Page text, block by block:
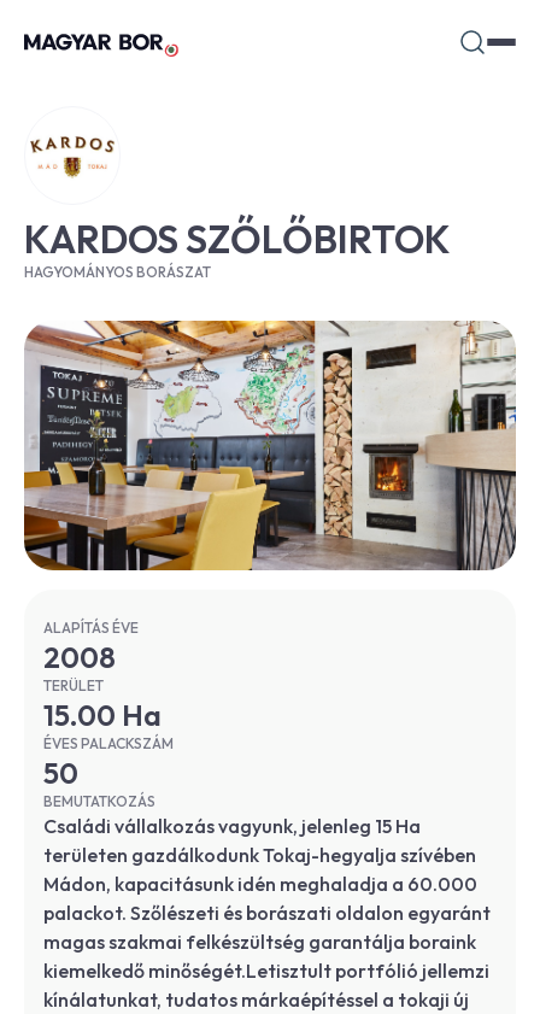
KARDOS SZŐLŐBIRTOK
HAGYOMÁNYOS BORÁSZAT
ALAPÍTÁS ÉVE
2008
TERÜLET
15.00 Ha
ÉVES PALACKSZÁM
50
BEMUTATKOZÁS
Családi vállalkozás vagyunk, jelenleg 15 Ha
területen gazdálkodunk Tokaj-hegyalja szívében
Mádon, kapacitásunk idén meghaladja a 60.000
palackot. Szőlészeti és borászati oldalon egyaránt
magas szakmai felkészültség garantálja boraink
kiemelkedő minőségét.Letisztult portfólió jellemzi
kínálatunkat, tudatos márkaépítéssel a tokaji új